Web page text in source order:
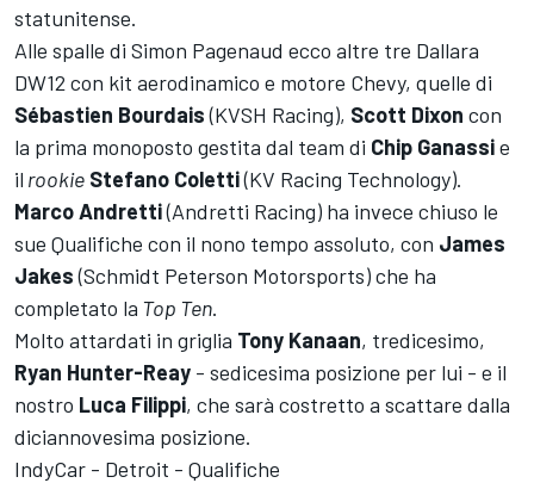
statunitense.
Alle spalle di Simon Pagenaud ecco altre tre Dallara
DW12 con kit aerodinamico e motore Chevy, quelle di
Sébastien Bourdais(KVSH Racing), Scott Dixon con
la prima monoposto gestita dal team di Chip Ganassie
il rookie Stefano Coletti(KV Racing Technology).
Marco Andretti(Andretti Racing) ha invece chiuso le
sue Qualifiche con il nono tempo assoluto, con James
Jakes(Schmidt Peterson Motorsports) che ha
completato la Top Ten.
Molto attardati in griglia Tony Kanaan, tredicesimo,
Ryan Hunter-Reay - sedicesima posizione per lui - e il
nostro Luca Filippi, che sarà costretto a scattare dalla
diciannovesima posizione.
IndyCar - Detroit - Qualifiche